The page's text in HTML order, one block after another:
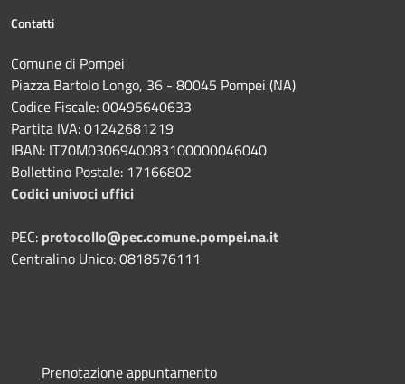
Contatti
Comune di Pompei
Piazza Bartolo Longo, 36 - 80045 Pompei (NA)
Codice Fiscale: 00495640633
Partita IVA: 01242681219
IBAN: IT70M0306940083100000046040
Bollettino Postale: 17166802
Codici univoci uffici
PEC: protocollo@pec.comune.pompei.na.it
Centralino Unico: 0818576111
Prenotazione appuntamento